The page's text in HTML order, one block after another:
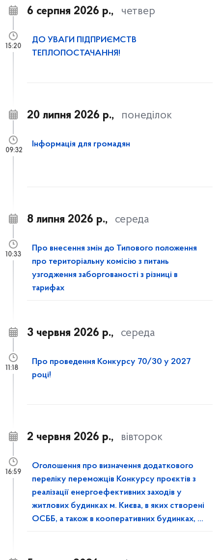
6 серпня 2026 р., четвер
ДО УВАГИ ПІДПРИЄМСТВ
ТЕПЛОПОСТАЧАННЯ!
15:20
20 липня 2026 р., понеділок
Інформація для громадян
09:32
8 липня 2026 р., середа
Про внесення змін до Типового положення
про територіальну комісію з питань
узгодження заборгованості з різниці в
тарифах
10:33
3 червня 2026 р., середа
Про проведення Конкурсу 70/30 у 2027
році!
11:18
2 червня 2026 р., вівторок
Оголошення про визначення додаткового
переліку переможців Конкурсу проєктів з
реалізації енергоефективних заходів у
житлових будинках м. Києва, в яких створені
ОСББ, а також в кооперативних будинках, у
16:59